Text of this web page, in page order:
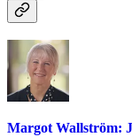
Margot Wallström: